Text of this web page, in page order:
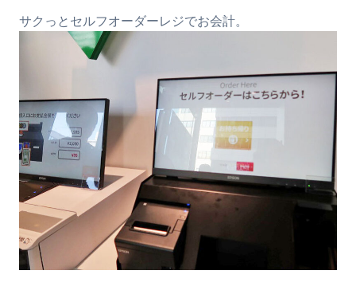
サクっとセルフオーダーレジでお会計。